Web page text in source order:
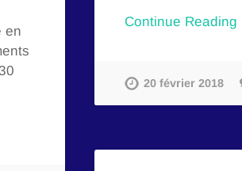
Continue
20 février 2018
en